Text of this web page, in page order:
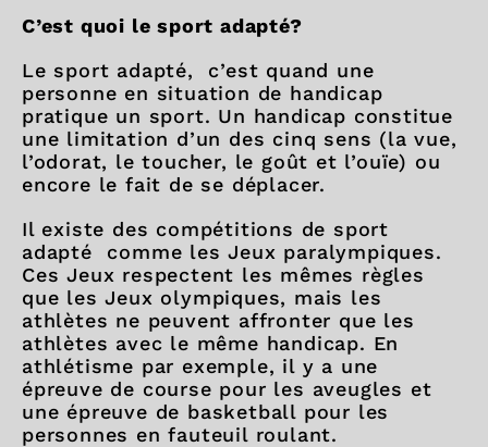
C’est quoi le sport adapté?
Le sport adapté, c’est quand une
personne en situation de handicap
pratique un sport. Un handicap constitue
une limitation d’un des cinq sens (la vue,
l’odorat, le toucher, le goût et l’ouïe) ou
encore le fait de se déplacer.
Il existe des compétitions de sport
adapté comme les Jeux paralympiques.
Ces Jeux respectent les mêmes règles
que les Jeux olympiques, mais les
athlètes ne peuvent affronter que les
athlètes avec le même handicap. En
athlétisme par exemple, il y a une
épreuve de course pour les aveugles et
une épreuve de basketball pour les
personnes en fauteuil roulant.